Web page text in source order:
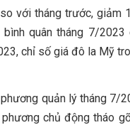
với tháng trước, giảm
quân tháng 7/
chỉ số giá đô la Mỹ
quản lý tháng
chủ động tháo